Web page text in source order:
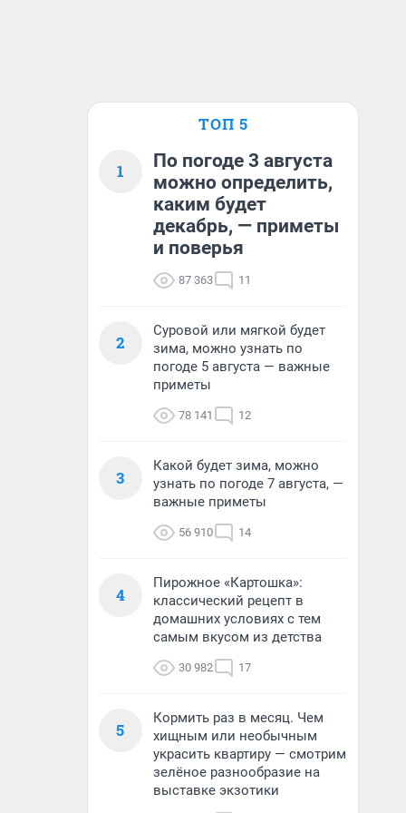
ТОП 5
1
По погоде 3 августа
можно определить,
каким будет
декабрь, — приметы
и поверья
87 363 11
2
Суровой или мягкой будет
зима, можно узнать по
погоде 5 августа — важные
приметы
78 141 12
3
Какой будет зима, можно
узнать по погоде 7 августа, —
важные приметы
56 910 14
4
Пирожное «Картошка»:
классический рецепт в
домашних условиях с тем
самым вкусом из детства
30 982 17
5
Кормить раз в месяц. Чем
хищным или необычным
украсить квартиру — смотрим
зелёное разнообразие на
выставке экзотики